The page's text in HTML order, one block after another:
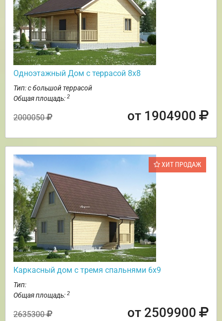
Одноэтажный Дом с террасой 8х8
Тип: с большой террасой
Общая площадь: 2
2000050 от 1904900
ХИТ ПРОДАЖ
Каркасный дом с тремя спальнями 6х9
Тип:
Общая площадь: 2
2635300 от 2509900